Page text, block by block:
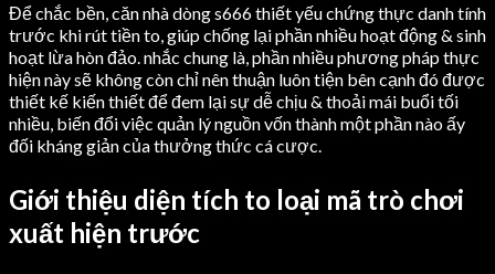
Để chắc bền, căn nhà dòng s666 thiết yếu chứng thực danh tính
trước khi rút tiền to, giúp chống lại phần nhiều hoạt động & sinh
hoạt lừa hòn đảo. nhắc chung là, phần nhiều phương pháp thực
hiện này sẽ không còn chỉ nên thuận luôn tiện bên cạnh đó được
thiết kế kiến thiết để đem lại sự dễ chịu & thoải mái buổi tối
nhiều, biến đổi việc quản lý nguồn vốn thành một phần nào ấy
đối kháng giản của thưởng thức cá cược.
Giới thiệu diện tích to loại mã trò chơi
xuất hiện trước